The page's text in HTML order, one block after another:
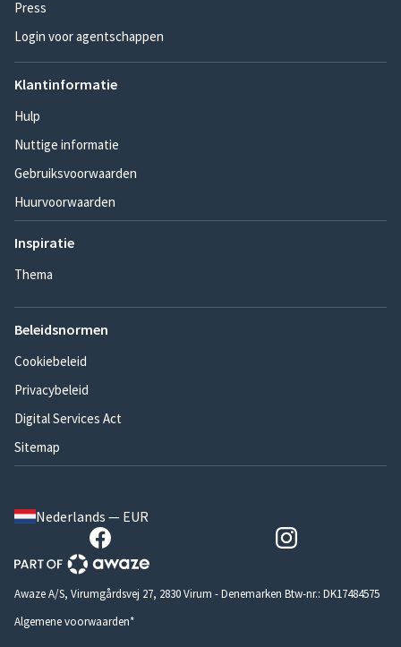
Press
Login voor agentschappen
Klantinformatie
Hulp
Nuttige informatie
Gebruiksvoorwaarden
Huurvoorwaarden
Inspiratie
Thema
Beleidsnormen
Cookiebeleid
Privacybeleid
Digital Services Act
Sitemap
Nederlands — EUR
Awaze A/S, Virumgårdsvej 27, 2830 Virum - Denemarken Btw-nr.: DK17484575
Algemene voorwaarden*